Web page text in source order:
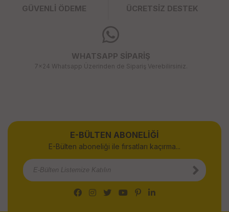
GÜVENLİ ÖDEME ÜCRETSİZ DESTEK
WHATSAPP SİPARİŞ
7x24 Whatsapp Üzerinden de Sipariş Verebilirsiniz.
E-BÜLTEN ABONELİĞİ
E-Bülten aboneliği ile fırsatları kaçırma...